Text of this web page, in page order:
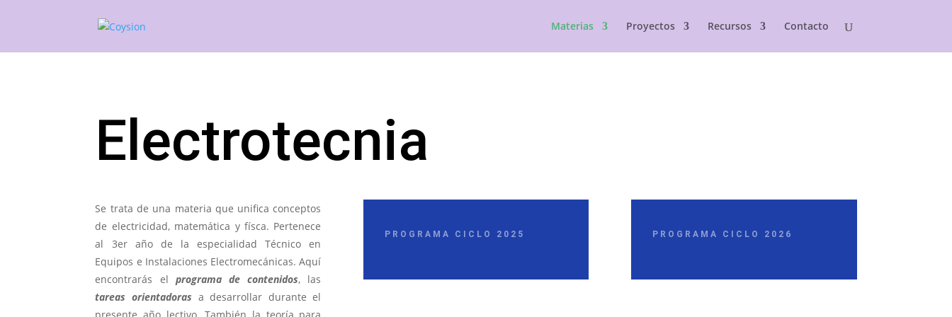
Materias Proyectos Recursos Contacto
Electrotecnia
Se trata de una materia que unifica conceptos
de electricidad, matemática y físca. Pertenece
al 3er año de la especialidad Técnico en
Equipos e Instalaciones Electromecánicas. Aquí
encontrarás el programa de contenidos, las
tareas orientadoras a desarrollar durante el
PROGRAMA CICLO 2025 PROGRAMA CICLO 2026